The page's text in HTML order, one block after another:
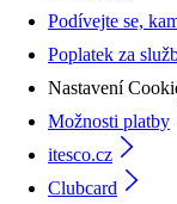
Podívejte se,
Poplatek za
Nastavení
Možnosti platby
itesco.cz
Clubcard